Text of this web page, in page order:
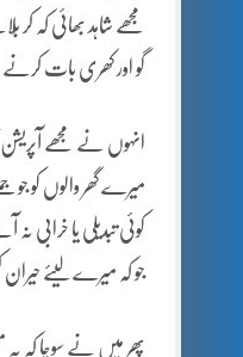
مجھے شاہد بھائی کہ
گو اور کھری بات کرنے
میرے گھر والوں کو جو
کوئی تبدیلی یا خرابی
جو کہ میرے لیئے
پھر میں نے سوچا کہ یہ